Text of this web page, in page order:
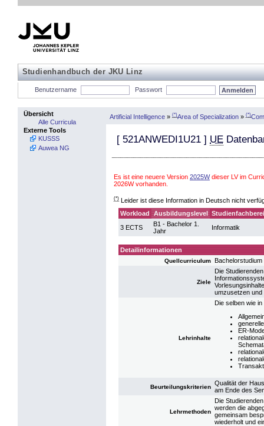
Studienhandbuch der JKU Linz
Benutzername Passwort
Übersicht
Alle Curricula
Externe Tools
KUSSS
Auwea NG
Artificial Intelligence » (*)Area of Specialization » (*)
[ 521ANWEDI1U21 ] UE
Es ist eine neuere Version 2025Wdieser LV im
2026W vorhanden.
(*) Leider ist diese Information in Deutsch nicht
Workload
Ausbildungslevel
3 ECTS
B1 - Bachelor 1.
Jahr
Informatik
Detailinformationen
Quellcurriculum
Ziele
Die
umzusetzen und
Lehrinhalte
Die selben wie
ER-
Beurteilungskriterien
Qualität der
am Ende des
Lehrmethoden
Die
werden die
gemeinsam
wiederholt und